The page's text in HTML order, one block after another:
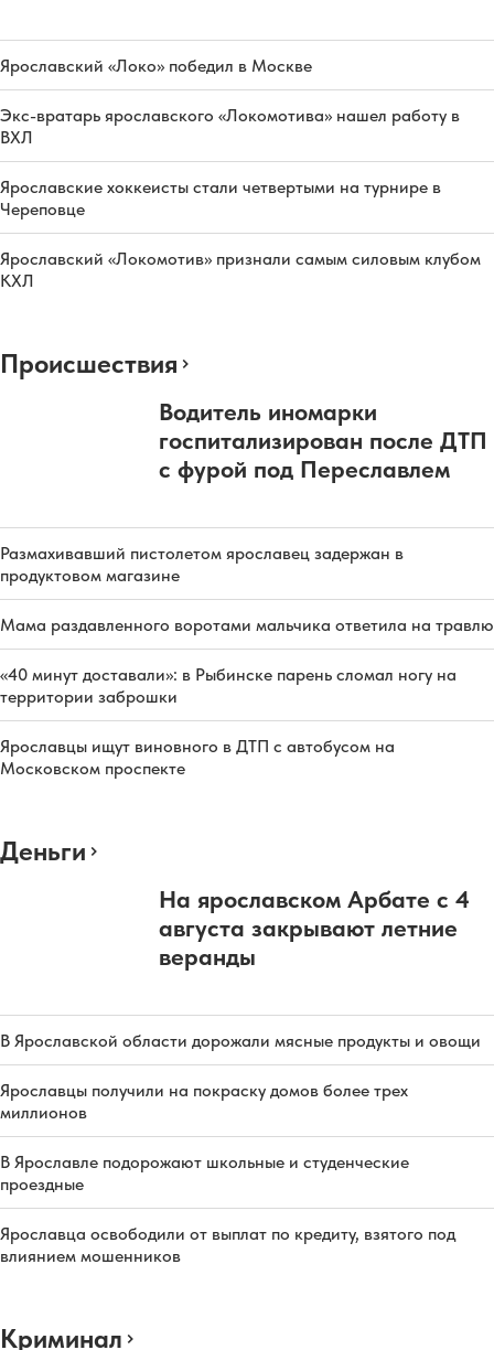
Ярославский «Локо» победил в Москве
Экс-вратарь ярославского «Локомотива» нашел работу в
ВХЛ
Ярославские хоккеисты стали четвертыми на турнире в
Череповце
Ярославский «Локомотив» признали самым силовым клубом
КХЛ
Происшествия
Водитель иномарки
госпитализирован после ДТП
с фурой под Переславлем
Размахивавший пистолетом ярославец задержан в
продуктовом магазине
Мама раздавленного воротами мальчика ответила на травлю
«40 минут доставали»: в Рыбинске парень сломал ногу на
территории заброшки
Ярославцы ищут виновного в ДТП с автобусом на
Московском проспекте
Деньги
На ярославском Арбате с 4
августа закрывают летние
веранды
В Ярославской области дорожали мясные продукты и овощи
Ярославцы получили на покраску домов более трех
миллионов
В Ярославле подорожают школьные и студенческие
проездные
Ярославца освободили от выплат по кредиту, взятого под
влиянием мошенников
Криминал